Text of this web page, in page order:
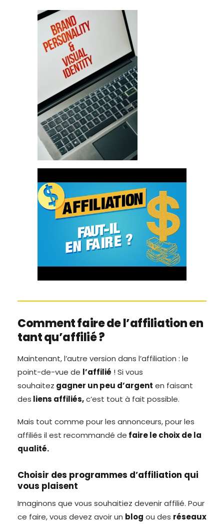
Comment faire de l’affiliation en
tant qu’affilié ?
Maintenant, l’autre version dans l’affiliation : le
point-de-vue de l’affilié ! Si vous
souhaitez gagner un peu d’argent en faisant
des liens affiliés,c’est tout à fait possible.
Mais tout comme pour les annonceurs, pour les
affiliés il est recommandé de faire le choix de la
qualité.
Choisir des programmes d’affiliation qui
vous plaisent
Imaginons que vous souhaitiez devenir affilié. Pour
ce faire, vous devez avoir un blog ou des réseaux